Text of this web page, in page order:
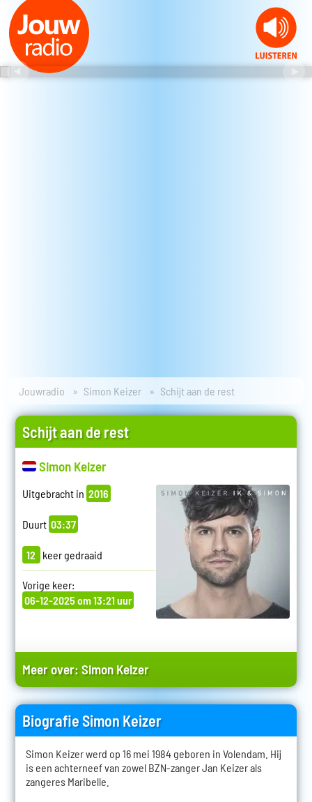
Jouwradio Simon Keizer Schijt aan de rest
Schijt aan de rest
Simon Keizer
Uitgebracht in 2016
Duurt 03:37
12 keer gedraaid
Vorige keer:
06-12-2025 om 13:21 uur
Meer over:Simon Keizer
Biografie Simon Keizer
Simon Keizer werd op 16 mei 1984 geboren in Volendam. Hij
is een achterneef van zowel BZN-zanger Jan Keizer als
zangeres Maribelle.